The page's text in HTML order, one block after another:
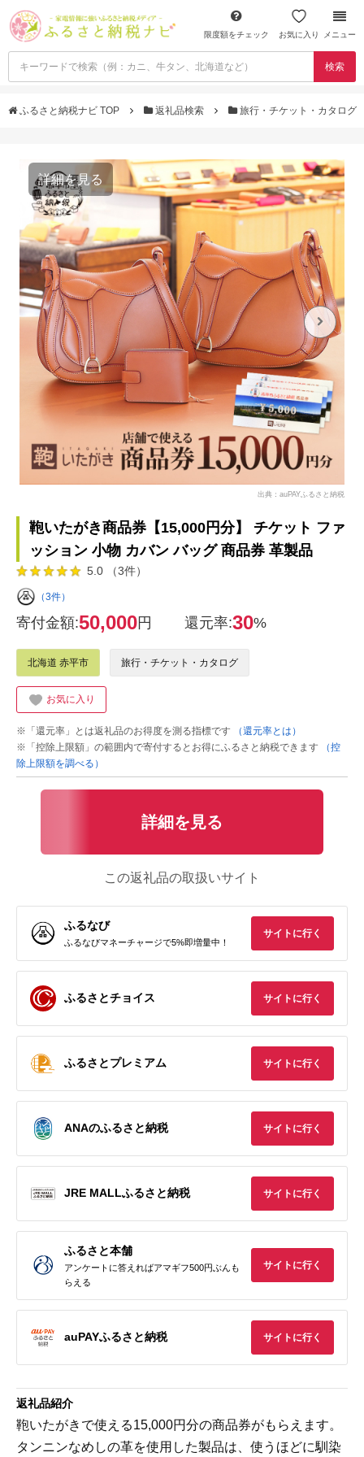
限度額をチェック お気に入り メニュー
検索
ふるさと納税ナビ TOP 返礼品検索 旅行・チケット・カタログ
詳細を見る
出典：auPAYふるさと納税
鞄いたがき商品券【15,000円分】 チケット ファ
ッション 小物 カバン バッグ 商品券 革製品
5.0 （3件）
（3件）
寄付金額:50,000円 還元率:30%
北海道 赤平市 旅行・チケット・カタログ
お気に入り
※「還元率」とは返礼品のお得度を測る指標です
（還元率とは）
※「控除上限額」の範囲内で寄付するとお得にふるさと納税できます
（控
除上限額を調べる）
詳細を見る
この返礼品の取扱いサイト
ふるなび
ふるなびマネーチャージで5%即増量中！
サイトに行く
ふるさとチョイス サイトに行く
ふるさとプレミアム サイトに行く
ANAのふるさと納税 サイトに行く
JRE MALLふるさと納税 サイトに行く
ふるさと本舗
アンケートに答えればアマギフ500円ぶんも
らえる
サイトに行く
auPAYふるさと納税 サイトに行く
返礼品紹介
鞄いたがきで使える15,000円分の商品券がもらえます。
タンニンなめしの革を使用した製品は、使うほどに馴染